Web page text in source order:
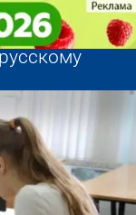
прошли
прошли